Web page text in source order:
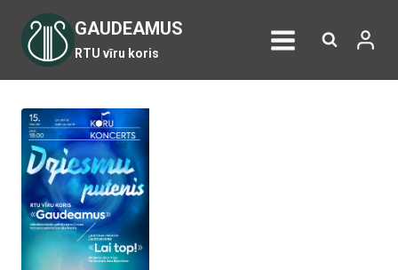
content
GAUDEAMUS
RTU vīru koris